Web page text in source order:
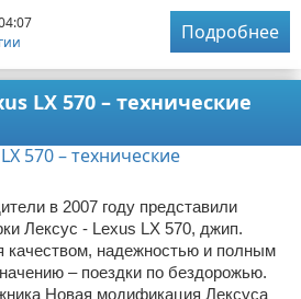
Подробнее
LX 570 – технические
в 2007 году представили
Лексус - Lexus LX 570, джип.
качеством, надежностью и полным
– поездки по бездорожью.
Новая модификация Лексуса